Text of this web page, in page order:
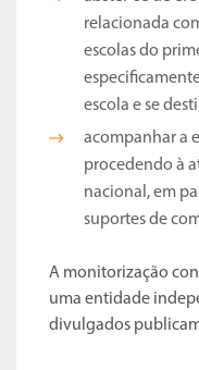
relacionada
escolas do
escola e se
acompanhar a
procedendo à
nacional, em
suportes de
A monitorização
uma entidade
divulgados